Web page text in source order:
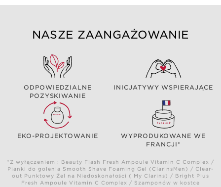
NASZE ZAANGAŻOWANIE
ODPOWIEDZIALNE
POZYSKIWANIE
INICJATYWY WSPIERAJĄCE
EKO-PROJEKTOWANIE
WYPRODUKOWANE WE
FRANCJI*
*Z wyłączeniem : Beauty Flash Fresh Ampoule Vitamin C Complex /
Pianki do golenia Smooth Shave Foaming Gel (ClarinsMen) / Clear-
out Punktowy Żel na Niedoskonałości ( My Clarins) / Bright Plus
Fresh Ampoule Vitamin C Complex / Szamponów w kostce